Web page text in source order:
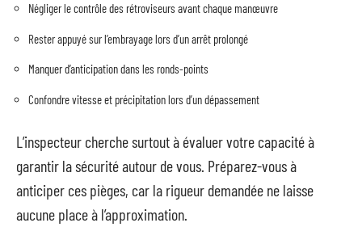
Négliger le contrôle des rétroviseurs avant chaque manœuvre
Rester appuyé sur l’embrayage lors d’un arrêt prolongé
Manquer d’anticipation dans les ronds-points
Confondre vitesse et précipitation lors d’un dépassement
L’inspecteur cherche surtout à évaluer votre capacité à
garantir la sécurité autour de vous. Préparez-vous à
anticiper ces pièges, car la rigueur demandée ne laisse
aucune place à l’approximation.